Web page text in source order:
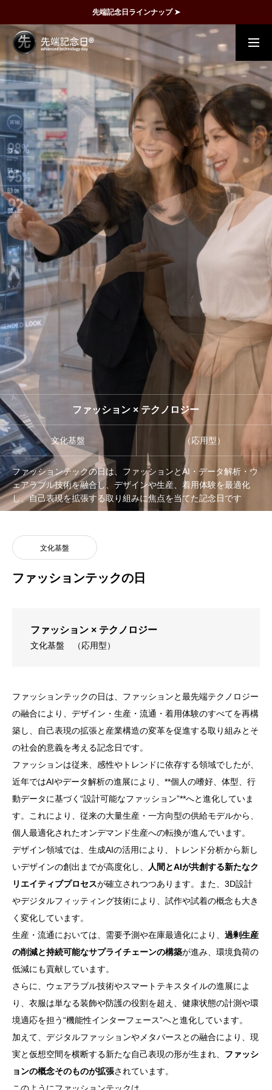
先端記念日ラインナップ ➤
事例 FAQ
動画で理解
記念日一覧
メディア掲載
運営団体
管理団体
協議会
ファッション × テクノロジー
文化基盤 （応用型）
ファッションテックの日は、ファッションとAI・データ解析・ウ
ェアラブル技術を融合し、デザインや生産、着用体験を最適化
し、自己表現を拡張する取り組みに焦点を当てた記念日です
文化基盤
ファッションテックの日
ファッション × テクノロジー
文化基盤 （応用型）
ファッションテックの日は、ファッションと最先端テクノロジー
の融合により、デザイン・生産・流通・着用体験のすべてを再構
築し、自己表現の拡張と産業構造の変革を促進する取り組みとそ
の社会的意義を考える記念日です。
ファッションは従来、感性やトレンドに依存する領域でしたが、
近年ではAIやデータ解析の進展により、**個人の嗜好、体型、行
動データに基づく“設計可能なファッション”**へと進化していま
す。これにより、従来の大量生産・一方向型の供給モデルから、
個人最適化されたオンデマンド生産への転換が進んでいます。
デザイン領域では、生成AIの活用により、トレンド分析から新し
いデザインの創出までが高度化し、
人間とAIが共創する新たなク
リエイティブプロセスが確立されつつあります。また、3D設計
やデジタルフィッティング技術により、試作や試着の概念も大き
く変化しています。
生産・流通においては、需要予測や在庫最適化により、 過剰生産
の削減と持続可能なサプライチェーンの構築が進み、環境負荷の
低減にも貢献しています。
さらに、ウェアラブル技術やスマートテキスタイルの進展によ
り、衣服は単なる装飾や防護の役割を超え、健康状態の計測や環
境適応を担う“機能性インターフェース”へと進化しています。
加えて、デジタルファッションやメタバースとの融合により、現
実と仮想空間を横断する新たな自己表現の形が生まれ、 ファッシ
ョンの概念そのものが拡張されています。